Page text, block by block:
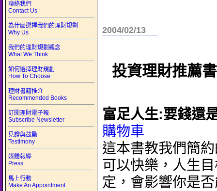
聯絡我們
Contact Us
為什麼選擇我們的理財規劃
Why Us
我們的理財規劃觀念
What We Think
如何選擇理財規劃
How To Choose
理財書籍推介
Recommended Books
訂閱理財電子報
Subscribe Newsletter
見證與鼓勵
Testimony
媒體報導
Press
馬上行動
Make An Appointment
2004/02/13
投資理財推薦
富足人生:要錢還
購物車
這本書教我們簡
可以快樂，人生
定，會影響你是